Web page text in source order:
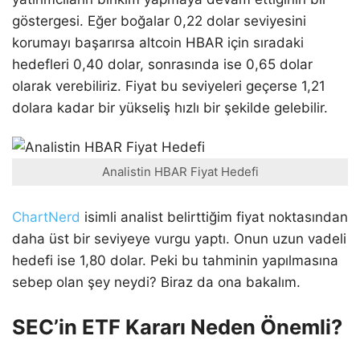
göstergesi. Eğer boğalar 0,22 dolar seviyesini
korumayı başarırsa altcoin HBAR için sıradaki
hedefleri 0,40 dolar, sonrasında ise 0,65 dolar
olarak verebiliriz. Fiyat bu seviyeleri geçerse 1,21
dolara kadar bir yükseliş hızlı bir şekilde gelebilir.
Analistin HBAR Fiyat Hedefi
ChartNerd isimli analist belirttiğim fiyat noktasından
daha üst bir seviyeye vurgu yaptı. Onun uzun vadeli
hedefi ise 1,80 dolar. Peki bu tahminin yapılmasına
sebep olan şey neydi? Biraz da ona bakalım.
SEC’in ETF Kararı Neden Önemli?